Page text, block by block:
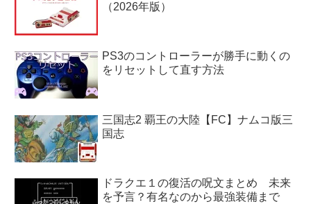
（2026年版）
PS3のコントローラーが勝手に動くの
をリセットして直す方法
三国志2 覇王の大陸【FC】ナムコ版三
国志
ドラクエ１の復活の呪文まとめ 未来
を予言？有名なのから最強装備まで